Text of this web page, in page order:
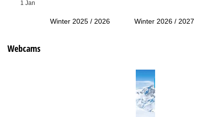
1 Jan
Winter 2025 / 2026 Winter 2026 / 2027
Webcams